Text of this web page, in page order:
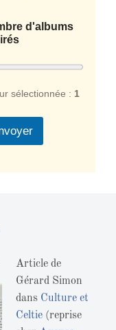
d'albums
sélectionnée : 1
Article de
Gérard Simon
dans Culture et
Celtie (reprise